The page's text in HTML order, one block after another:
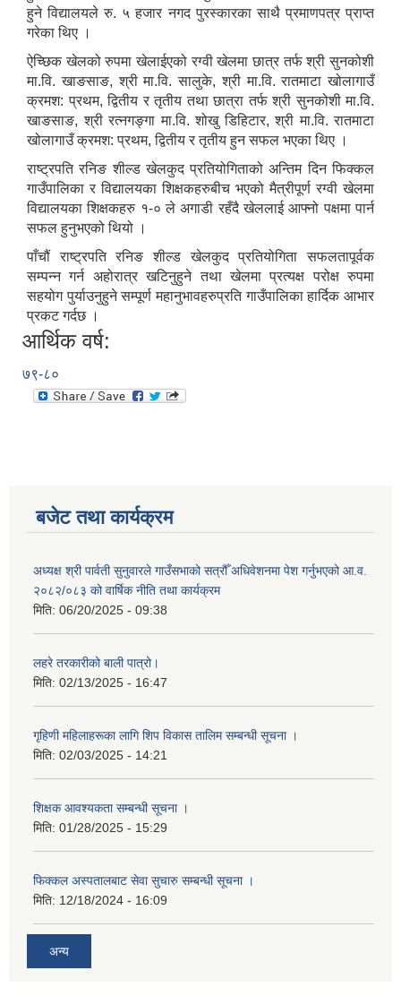
हुने विद्यालयले रु. ५ हजार नगद पुरस्कारका साथै प्रमाणपत्र प्राप्त
गरेका थिए ।
ऐच्छिक खेलको रुपमा खेलाईएको रग्वी खेलमा छात्र तर्फ श्री सुनकोशी
मा.वि. खाङसाङ, श्री मा.वि. सालुके, श्री मा.वि. रातमाटा खोलागाउँ
क्रमश: प्रथम, द्वितीय र तृतीय तथा छात्रा तर्फ श्री सुनकोशी मा.वि.
खाङसाङ, श्री रत्नगङ्गा मा.वि. शोखु डिहिटार, श्री मा.वि. रातमाटा
खोलागाउँ क्रमश: प्रथम, द्वितीय र तृतीय हुन सफल भएका थिए ।
राष्ट्रपति रनिङ शील्ड खेलकुद प्रतियोगिताको अन्तिम दिन फिक्कल
गाउँपालिका र विद्यालयका शिक्षकहरुबीच भएको मैत्रीपूर्ण रग्वी खेलमा
विद्यालयका शिक्षकहरु १-० ले अगाडी रहँदै खेललाई आफ्नो पक्षमा पार्न
सफल हुनुभएको थियो ।
पाँचौं राष्ट्रपति रनिङ शील्ड खेलकुद प्रतियोगिता सफलतापूर्वक
सम्पन्न गर्न अहोरात्र खटिनुहुने तथा खेलमा प्रत्यक्ष परोक्ष रुपमा
सहयोग पुर्याउनुहुने सम्पूर्ण महानुभावहरुप्रति गाउँपालिका हार्दिक आभार
प्रकट गर्दछ ।
आर्थिक वर्ष:
७९-८०
बजेट तथा कार्यक्रम
अध्यक्ष श्री पार्वती सुनुवारले गाउँसभाको सत्रौँ अधिवेशनमा पेश गर्नुभएको आ.व.
२०८२/०८३ को वार्षिक नीति तथा कार्यक्रम
मिति: 06/20/2025 - 09:38
लहरे तरकारीको बाली पात्रो।
मिति: 02/13/2025 - 16:47
गृहिणी महिलाहरूका लागि शिप विकास तालिम सम्बन्धी सूचना ‌।
मिति: 02/03/2025 - 14:21
शिक्षक आवश्यकता सम्बन्धी सूचना ।
मिति: 01/28/2025 - 15:29
फिक्कल अस्पतालबाट सेवा सुचारु सम्बन्धी सूचना ।
मिति: 12/18/2024 - 16:09
अन्य